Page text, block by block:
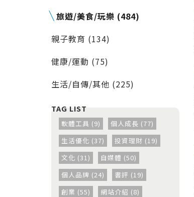
旅遊/美食/玩樂 (484)
親子教育 (134)
健康/運動 (75)
生活/自傳/其他 (225)
軟體工具 (9)
個人成長 (77)
生活優化 (37)
投資理財 (19)
文化 (31)
自媒體 (50)
個人品牌 (24)
書評 (19)
創業 (55)
網站介紹 (8)